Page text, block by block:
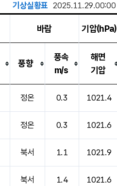
기상실황표 2025.11.29.00:00
바람 기압(hPa)
풍향
풍속
m/s
해면
기압
정온 0.3 1021.4
정온 0.3 1021.6
북서 1.1 1021.9
북서 1.4 1021.6